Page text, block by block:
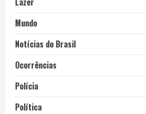
Mundo
Notícias do Brasil
Ocorrências
Polícia
Política